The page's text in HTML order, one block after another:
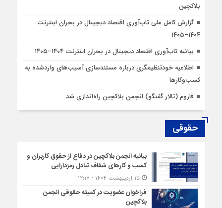
بلاکچین
گزارش کامل ملی تاب‌آوری اقتصاد دیجیتال در بحران اینترنت
۱۴۰۴–۱۴۰۵
بیانیه تاب‌آوری اقتصاد دیجیتال در بحران اینترنت ۱۴۰۴–۱۴۰۵
اطلاعیه خودتنظیمگری درباره مستندسازی آسیب‌های واردشده به
کسب‌وکارها
فاروم (تالار گفتگو) انجمن بلاکچین راه‌اندازی شد.
حقوقی
بیانیه انجمن بلاکچین در دفاع از حقوق کاربران و
کسب و کارهای شفاف تبادل رمزدارایی
۱۵ اردیبهشت ۱۴۰۴ - ۱۲:۱۷
فراخوان عضویت در کمیته حقوقی انجمن
بلاکچین